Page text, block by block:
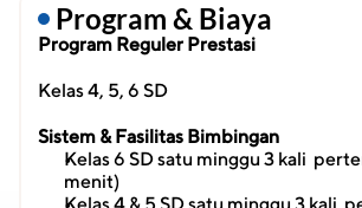
Program & Biaya
Program Reguler Prestasi
Kelas 4, 5, 6 SD
Sistem & Fasilitas Bimbingan
Kelas 6 SD satu minggu 3 kali
menit)